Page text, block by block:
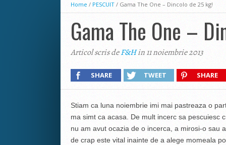
Home / PESCUIT / Gama The One – Dincolo de 25 kg!
Gama The One –
Articol scris deF&Hin 11 noiembrie 2013
SHARE TWEET SHARE
Stiam ca luna noiembrie imi mai pastreaza o
ma simt ca acasa. De mult incerc sa pescuiesc
nu am avut ocazia de o incerca, a mirosi-o sau
de crap este vital inainte de a alege momeala